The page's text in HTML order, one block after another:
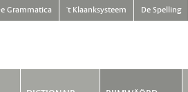
Grammatica 't Klaanksysteem De Spelling